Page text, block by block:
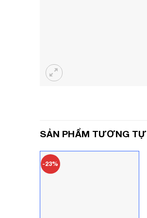
SẢN PHẨM TƯƠNG TỰ
-23%